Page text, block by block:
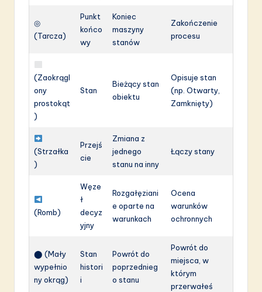
◎
(Tarcza)
Punkt
końco
wy
Koniec
maszyny
stanów
Zakończenie
procesu
(Zaokrągl
ony
prostokąt
)
Stan
Bieżący stan
obiektu
Opisuje stan
(np. Otwarty,
Zamknięty)
(Strzałka
)
Przejś
cie
Zmiana z
jednego
stanu na inny
Łączy stany
(Romb)
Węze
ł
decyz
yjny
Rozgałęziani
e oparte na
warunkach
Ocena
warunków
ochronnych
⬤ (Mały
wypełnio
ny okrąg)
Stan
histori
i
Powrót do
poprzednieg
o stanu
Powrót do
miejsca, w
którym
przerwałeś